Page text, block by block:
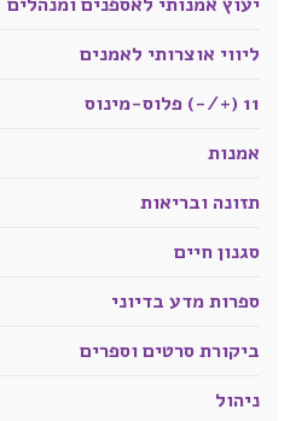
ליווי אוצרותי לאמנים
11 (+/-) פלוס-מינוס
אמנות
תזונה ובריאות
סגנון חיים
ספרות מדע בדיוני
ביקורת סרטים וספרים
ניהול